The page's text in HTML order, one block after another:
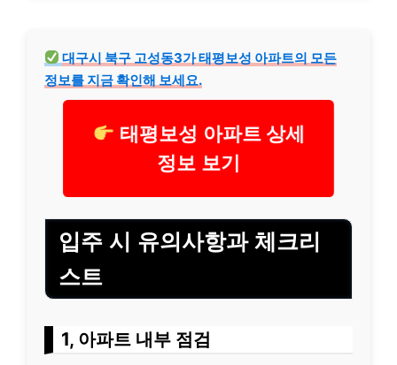
대구시 북구 고성동3가 태평보성 아파트의 모든
정보를 지금 확인해 보세요.
태평보성 아파트 상세
정보 보기
입주 시 유의사항과 체크리
스트
1, 아파트 내부 점검